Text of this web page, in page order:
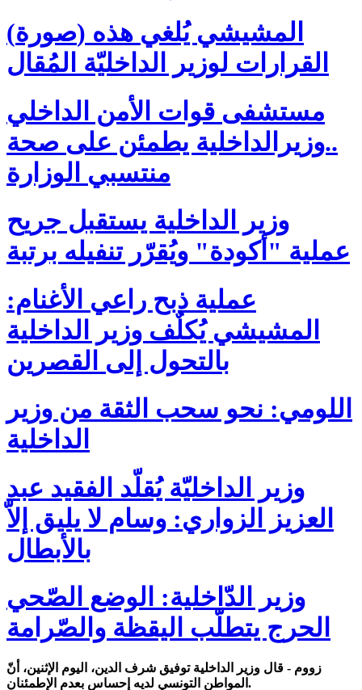
(صورة) المشيشي يُلغي هذه
القرارات لوزير الداخليّة المُقال
مستشفى قوات الأمن الداخلي
..وزيرالداخلية يطمئن على صحة
منتسبي الوزارة
وزير الداخلية يستقبل جريح
عملية "أكودة" ويُقرّر تنفيله برتبة
عملية ذبح راعي الأغنام:
المشيشي يُكلٌف وزير الداخلية
بالتحول إلى القصرين
اللومي: نحو سحب الثقة من وزير
الداخلية
وزير الداخليّة يُقلّد الفقيد عبد
العزيز الزواري: وسام لا يليق إلاّ
بالأبطال
وزير الدّاخلية: الوضع الصّحي
الحرج يتطلّب اليقظة والصّرامة
زووم - قال وزير الداخلية توفيق شرف الدين، اليوم الإثنين، أنّ
المواطن التونسي لديه إحساس بعدم الإطمئنان.